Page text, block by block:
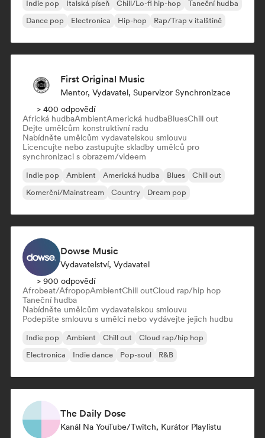
Indie pop Italská píseň Chill/Lo-fi hip-hop
Taneční hudba
Dance pop
Electronica Hip-hop Rap/Trap v italštině
First Original Music
Mentor, Vydavatel, Supervizor Synchronizace
> 400 odpovědí
Africká hudbaAmbientAmerická hudbaBluesChill out
Dejte umělcům konstruktivní radu
Nabídněte umělcům vydavatelskou smlouvu
Licencujte nebo zastupujte skladby umělců pro
synchronizaci s obrazem/videem
Indie pop Ambient Americká hudba Blues
Chill out
Komerční/Mainstream
Country Dream pop
Dowse Music
Vydavatelství, Vydavatel
> 900 odpovědí
Afrobeat/AfropopAmbientChill outCloud rap/hip hop
Taneční hudba
Nabídněte umělcům vydavatelskou smlouvu
Podepište smlouvu s umělci nebo vydávejte jejich hudbu
Indie pop Ambient Chill out
Cloud rap/hip hop
Electronica
Indie dance Pop-soul R&B
The Daily Dose
Kanál Na YouTube/Twitch, Kurátor Playlistu